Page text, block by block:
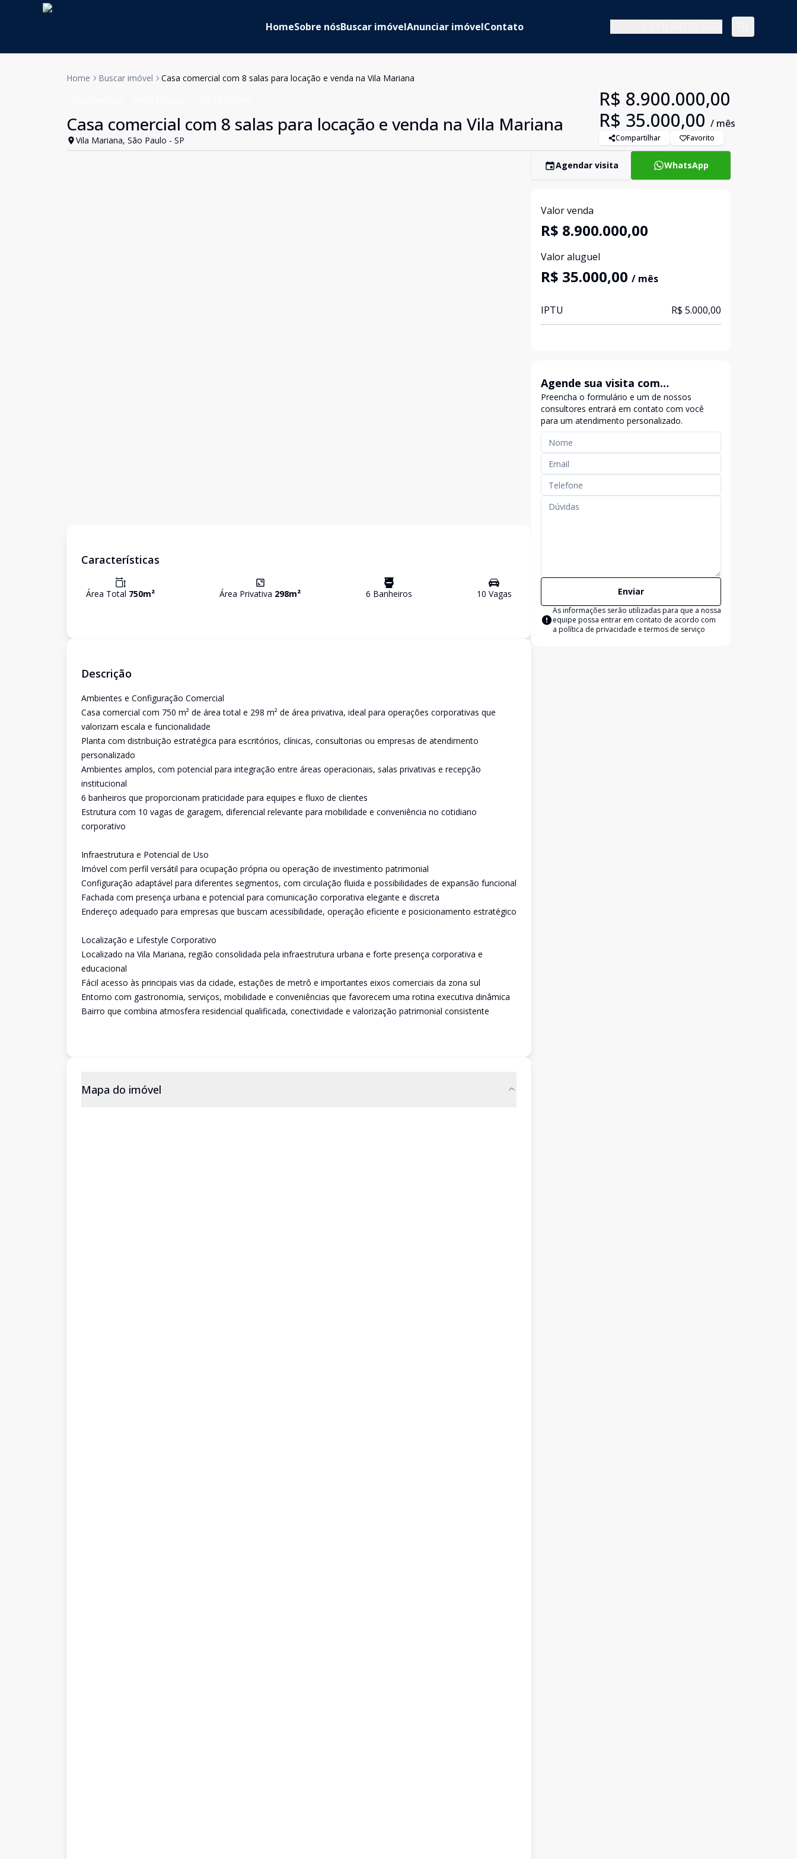
HomeSobre nósBuscar imóvelAnunciar imóvelContato
Home Buscar imóvel Casa comercial com 8 salas para locação e venda na Vila Mariana
Casa comercial com 8 salas para locação e venda na Vila Mariana
Vila Mariana, São Paulo - SP
R$ 8.900.000,00
R$ 35.000,00 / mês
Compartilhar Favorito
Características
Área Total 750m² Área Privativa 298m² 6 Banheiros 10 Vagas
Descrição
Ambientes e Configuração Comercial
Casa comercial com 750 m² de área total e 298 m² de área privativa, ideal para operações corporativas que
valorizam escala e funcionalidade
Planta com distribuição estratégica para escritórios, clínicas, consultorias ou empresas de atendimento
personalizado
Ambientes amplos, com potencial para integração entre áreas operacionais, salas privativas e recepção
institucional
6 banheiros que proporcionam praticidade para equipes e fluxo de clientes
Estrutura com 10 vagas de garagem, diferencial relevante para mobilidade e conveniência no cotidiano
corporativo
Infraestrutura e Potencial de Uso
Imóvel com perfil versátil para ocupação própria ou operação de investimento patrimonial
Configuração adaptável para diferentes segmentos, com circulação fluida e possibilidades de expansão funcional
Fachada com presença urbana e potencial para comunicação corporativa elegante e discreta
Endereço adequado para empresas que buscam acessibilidade, operação eficiente e posicionamento estratégico
Localização e Lifestyle Corporativo
Localizado na Vila Mariana, região consolidada pela infraestrutura urbana e forte presença corporativa e
educacional
Fácil acesso às principais vias da cidade, estações de metrô e importantes eixos comerciais da zona sul
Entorno com gastronomia, serviços, mobilidade e conveniências que favorecem uma rotina executiva dinâmica
Bairro que combina atmosfera residencial qualificada, conectividade e valorização patrimonial consistente
Mapa do imóvel
Agendar visita WhatsApp
Valor venda
R$ 8.900.000,00
Valor aluguel
R$ 35.000,00 / mês
IPTU R$ 5.000,00
Agende sua visita com
exclusividade
Preencha o formulário e um de nossos
consultores entrará em contato com você
para um atendimento personalizado.
Enviar
As informações serão utilizadas para que a nossa
equipe possa entrar em contato de acordo com
a política de privacidade e termos de serviço